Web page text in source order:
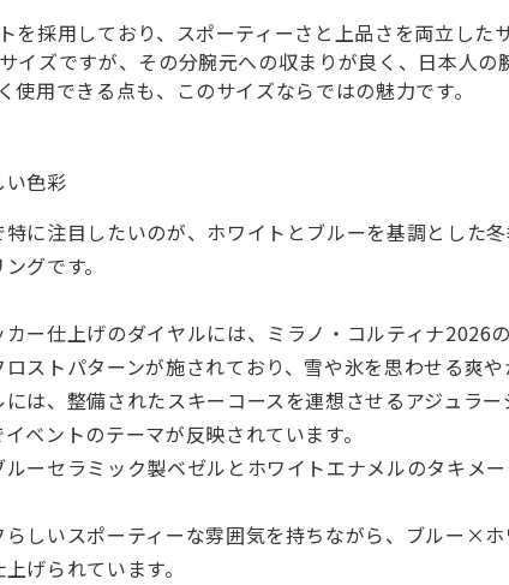
を採用しており、スポーティーさと上品さを両立した
イズですが、その分腕元への収まりが良く、日本人の
用できる点も、このサイズならではの魅力です。
い色彩
特に注目したいのが、ホワイトとブルーを基調とした
グです。
カー仕上げのダイヤルには、ミラノ・コルティナ2026
ロストパターンが施されており、雪や氷を思わせる爽
は、整備されたスキーコースを連想させるアジュラ
ベントのテーマが反映されています。
ーセラミック製ベゼルとホワイトエナメルのタキメー
らしいスポーティーな雰囲気を持ちながら、ブルー×
げられています。